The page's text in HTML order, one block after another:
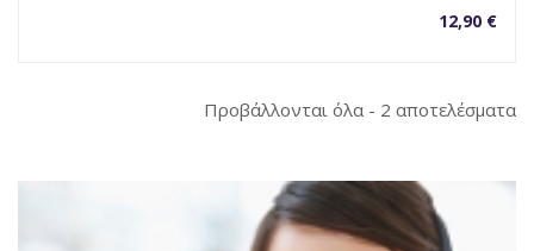
12,90 €
Προβάλλονται όλα - 2 αποτελέσματα